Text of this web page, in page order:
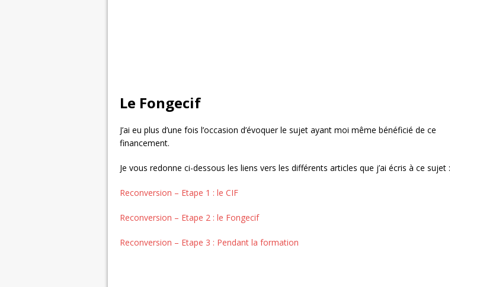
Le Fongecif
J’ai eu plus d’une fois l’occasion d’évoquer le sujet ayant moi même bénéficié de ce
financement.
Je vous redonne ci-dessous les liens vers les différents articles que j’ai écris à ce sujet :
Reconversion – Etape 1 : le CIF
Reconversion – Etape 2 : le Fongecif
Reconversion – Etape 3 : Pendant la formation